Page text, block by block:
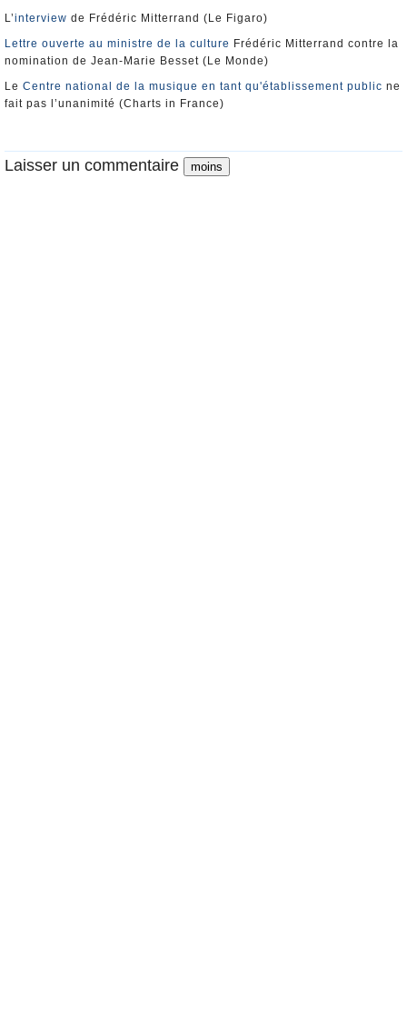
L’interview de Frédéric Mitterrand (Le Figaro)
Lettre ouverte au ministre de la culture Frédéric Mitterrand contre la
nomination de Jean-Marie Besset (Le Monde)
Le Centre national de la musique en tant qu'établissement public ne
fait pas l’unanimité (Charts in France)
Laisser un commentaire